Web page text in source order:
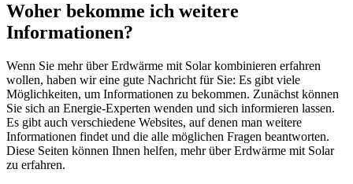
Woher bekomme ich weitere
Informationen?
Wenn Sie mehr über Erdwärme mit Solar kombinieren erfahren
wollen, haben wir eine gute Nachricht für Sie: Es gibt viele
Möglichkeiten, um Informationen zu bekommen. Zunächst können
Sie sich an Energie-Experten wenden und sich informieren lassen.
Es gibt auch verschiedene Websites, auf denen man weitere
Informationen findet und die alle möglichen Fragen beantworten.
Diese Seiten können Ihnen helfen, mehr über Erdwärme mit Solar
zu erfahren.